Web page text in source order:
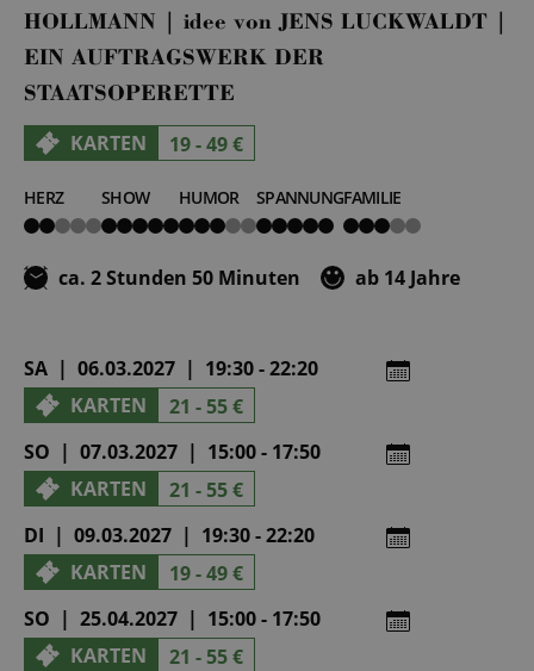
HOLLMANN | idee von JENS LUCKWALDT |
EIN AUFTRAGSWERK DER
STAATSOPERETTE
KARTEN 19 - 49 €
HERZ
2
von
SHOW
5
von
HUMOR
3
von
SPANNUNG
5
von
FAMILIE
3
von
ca. 2 Stunden 50 Minuten ab 14 Jahre
SA | 06.03.2027 | 19:30 - 22:20
KARTEN
21 - 55 €
SO | 07.03.2027 | 15:00 - 17:50
KARTEN
21 - 55 €
DI | 09.03.2027 | 19:30 - 22:20
KARTEN
19 - 49 €
SO | 25.04.2027 | 15:00 - 17:50
KARTEN
21 - 55 €